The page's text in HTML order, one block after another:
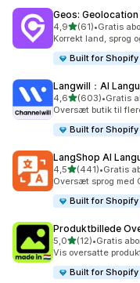
Geos:
4,9ud af 5 stjerner
(61)
61 anmeldelser i alt
•Gratis
Korrekt land, sprog
Built for Shopify
Langwill：AI
4,6ud af 5 stjerner
(603)
603 anmeldelser i
•Gratis
Oversæt butik til
Built for Shopify
LangShop AI
4,5ud af 5 stjerner
(441)
441 anmeldelser i
•Gratis
Oversæt sprog med
Built for Shopify
Produktbillede
5,0ud af 5 stjerner
(12)
12 anmeldelser i alt
•Gratis
Vis oversatte
Built for Shopify